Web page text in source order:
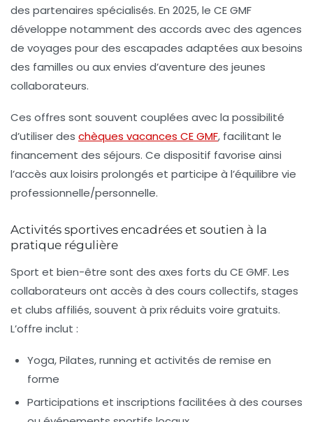
des partenaires spécialisés. En 2025, le CE GMF
développe notamment des accords avec des agences
de voyages pour des escapades adaptées aux besoins
des familles ou aux envies d’aventure des jeunes
collaborateurs.
Ces offres sont souvent couplées avec la possibilité
d’utiliser des chèques vacances CE GMF, facilitant le
financement des séjours. Ce dispositif favorise ainsi
l’accès aux loisirs prolongés et participe à l’équilibre vie
professionnelle/personnelle.
Activités sportives encadrées et soutien à la
pratique régulière
Sport et bien-être sont des axes forts du CE GMF. Les
collaborateurs ont accès à des cours collectifs, stages
et clubs affiliés, souvent à prix réduits voire gratuits.
L’offre inclut :
Yoga, Pilates, running et activités de remise en
forme
Participations et inscriptions facilitées à des courses